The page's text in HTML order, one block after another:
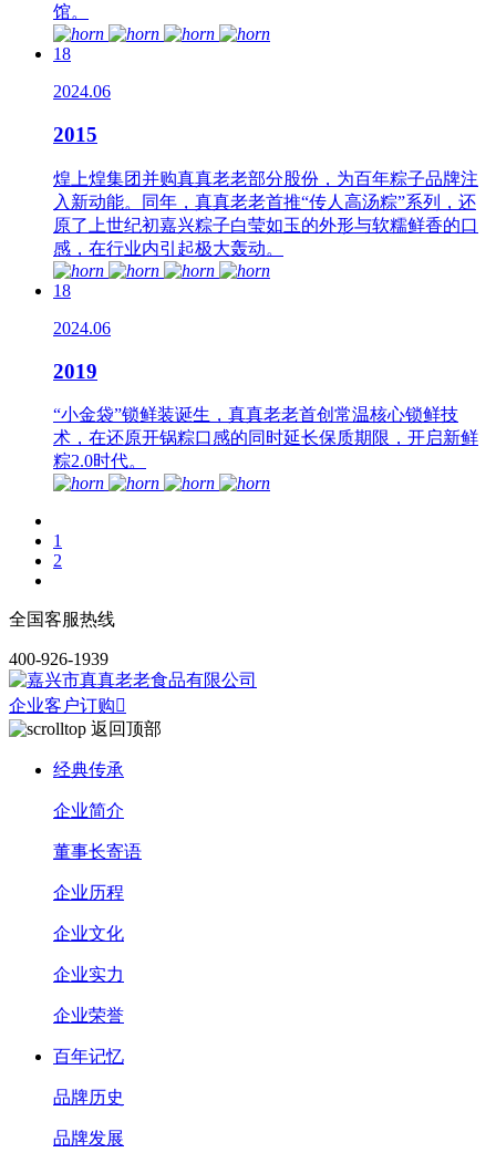
馆。
18
2024.06
2015
煌上煌集团并购真真老老部分股份，为百年粽子品牌注
入新动能。同年，真真老老首推“传人高汤粽”系列，还
原了上世纪初嘉兴粽子白莹如玉的外形与软糯鲜香的口
感，在行业内引起极大轰动。
18
2024.06
2019
“小金袋”锁鲜装诞生，真真老老首创常温核心锁鲜技
术，在还原开锅粽口感的同时延长保质期限，开启新鲜
粽2.0时代。
1
2
全国客服热线
400-926-1939
企业客户订购
返回顶部
经典传承
企业简介
董事长寄语
企业历程
企业文化
企业实力
企业荣誉
百年记忆
品牌历史
品牌发展